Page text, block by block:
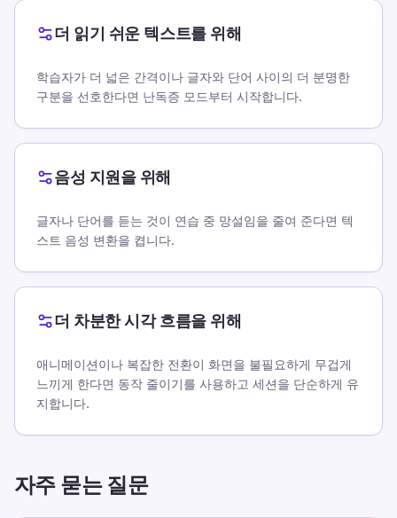
더 읽기 쉬운 텍스트를 위해
학습자가 더 넓은 간격이나 글자와 단어 사이의 더 분명한
구분을 선호한다면 난독증 모드부터 시작합니다.
음성 지원을 위해
글자나 단어를 듣는 것이 연습 중 망설임을 줄여 준다면 텍
스트 음성 변환을 켭니다.
더 차분한 시각 흐름을 위해
애니메이션이나 복잡한 전환이 화면을 불필요하게 무겁게
느끼게 한다면 동작 줄이기를 사용하고 세션을 단순하게 유
지합니다.
자주 묻는 질문